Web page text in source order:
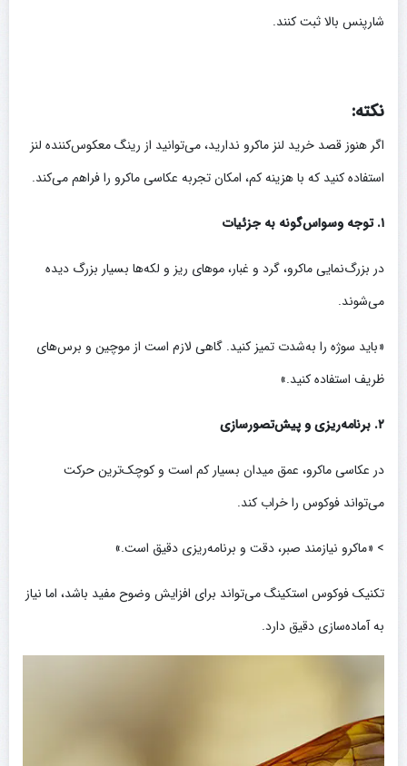
شارپنس بالا ثبت کنند.
نکته:
اگر هنوز قصد خرید لنز ماکرو ندارید، می‌توانید از رینگ معکوس‌کننده لنز
استفاده کنید که با هزینه کم، امکان تجربه عکاسی ماکرو را فراهم می‌کند.
۱. توجه وسواس‌گونه به جزئیات
در بزرگ‌نمایی ماکرو، گرد و غبار، موهای ریز و لکه‌ها بسیار بزرگ دیده
می‌شوند.
«باید سوژه را به‌شدت تمیز کنید. گاهی لازم است از موچین و برس‌های
ظریف استفاده کنید.»
۲. برنامه‌ریزی و پیش‌تصورسازی
در عکاسی ماکرو، عمق میدان بسیار کم است و کوچک‌ترین حرکت
می‌تواند فوکوس را خراب کند.
> «ماکرو نیازمند صبر، دقت و برنامه‌ریزی دقیق است.»
تکنیک فوکوس استکینگ می‌تواند برای افزایش وضوح مفید باشد، اما نیاز
به آماده‌سازی دقیق دارد.